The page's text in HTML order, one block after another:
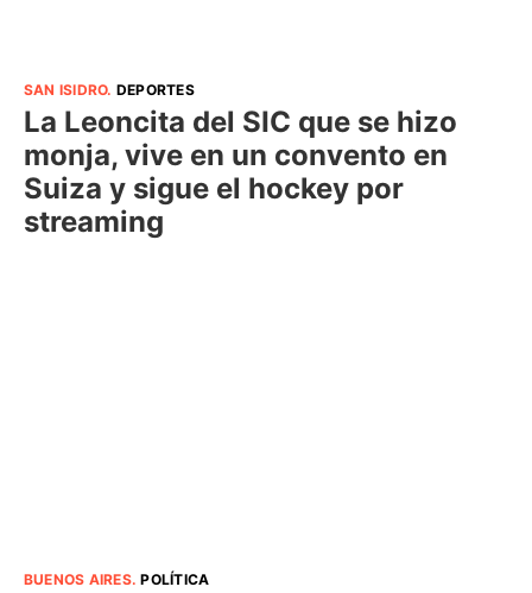
SAN ISIDRO. DEPORTES
La Leoncita del SIC que se hizo
monja, vive en un convento en
Suiza y sigue el hockey por
streaming
BUENOS AIRES.POLÍTICA